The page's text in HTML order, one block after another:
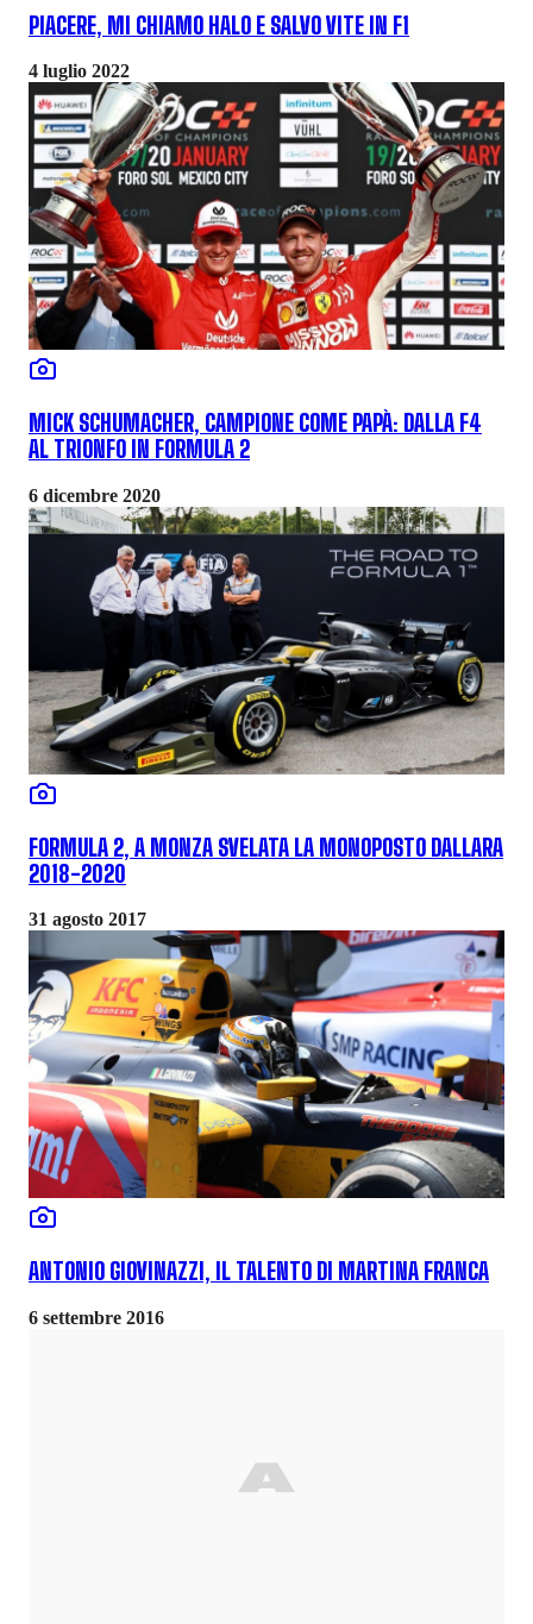
PIACERE, MI CHIAMO HALO E SALVO VITE IN F1
4 luglio 2022
MICK SCHUMACHER, CAMPIONE COME PAPÀ: DALLA F4
AL TRIONFO IN FORMULA 2
6 dicembre 2020
FORMULA 2, A MONZA SVELATA LA MONOPOSTO DALLARA
2018-2020
31 agosto 2017
ANTONIO GIOVINAZZI, IL TALENTO DI MARTINA FRANCA
6 settembre 2016